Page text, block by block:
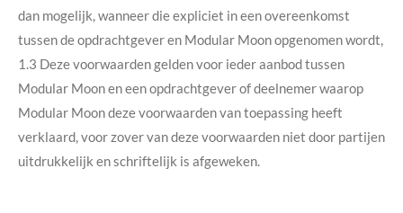
dan mogelijk, wanneer die expliciet in een overeenkomst
tussen de opdrachtgever en Modular Moon opgenomen wordt,
1.3 Deze voorwaarden gelden voor ieder aanbod tussen
Modular Moon en een opdrachtgever of deelnemer waarop
Modular Moon deze voorwaarden van toepassing heeft
verklaard, voor zover van deze voorwaarden niet door partijen
uitdrukkelijk en schriftelijk is afgeweken.